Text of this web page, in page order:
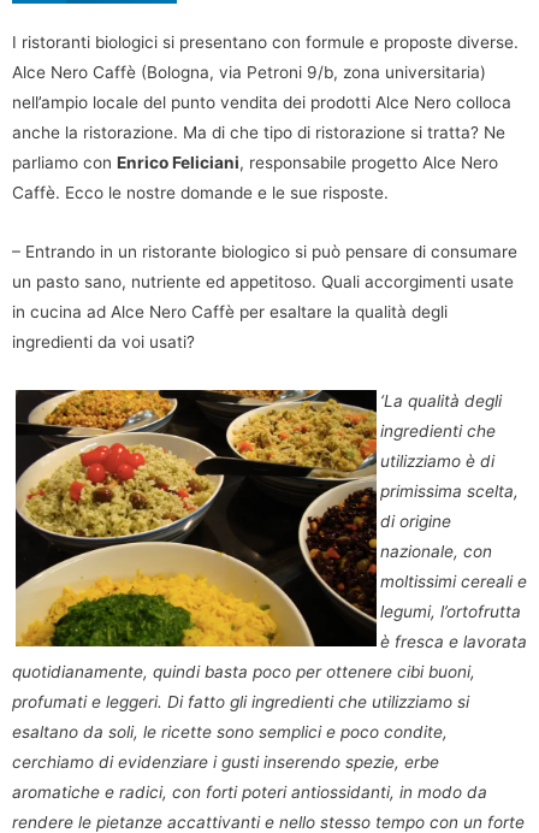
I ristoranti biologici si presentano con formule e proposte diverse.
Alce Nero Caffè (Bologna, via Petroni 9/b, zona universitaria)
nell’ampio locale del punto vendita dei prodotti Alce Nero colloca
anche la ristorazione. Ma di che tipo di ristorazione si tratta? Ne
parliamo con Enrico Feliciani, responsabile progetto Alce Nero
Caffè. Ecco le nostre domande e le sue risposte.
– Entrando in un ristorante biologico si può pensare di consumare
un pasto sano, nutriente ed appetitoso. Quali accorgimenti usate
in cucina ad Alce Nero Caffè per esaltare la qualità degli
ingredienti da voi usati?
‘La qualità degli
ingredienti che
utilizziamo è di
primissima scelta,
di origine
nazionale, con
moltissimi cereali e
legumi, l’ortofrutta
è fresca e lavorata
quotidianamente, quindi basta poco per ottenere cibi buoni,
profumati e leggeri. Di fatto gli ingredienti che utilizziamo si
esaltano da soli, le ricette sono semplici e poco condite,
cerchiamo di evidenziare i gusti inserendo spezie, erbe
aromatiche e radici, con forti poteri antiossidanti, in modo da
rendere le pietanze accattivanti e nello stesso tempo con un forte